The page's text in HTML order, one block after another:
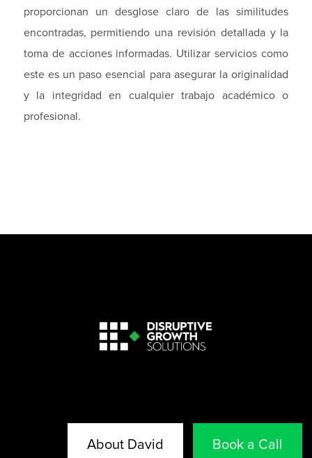
proporcionan un desglose claro de las similitudes
encontradas, permitiendo una revisión detallada y la
toma de acciones informadas. Utilizar servicios como
este es un paso esencial para asegurar la originalidad
y la integridad en cualquier trabajo académico o
profesional.
About David Book a Call